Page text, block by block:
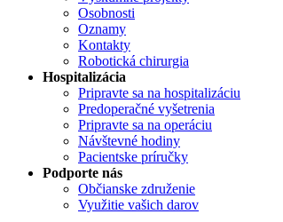
Osobnosti
Oznamy
Kontakty
Robotická chirurgia
Hospitalizácia
Pripravte sa na hospitalizáciu
Predoperačné vyšetrenia
Pripravte sa na operáciu
Návštevné hodiny
Pacientske príručky
Podporte nás
Občianske združenie
Využitie vašich darov